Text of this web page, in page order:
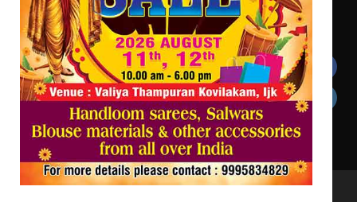
Get In Touch
Twitter Facebook
LinkedIn Instagram
YouTube
All Rights Reserved to irinjalakudalive.com Powered